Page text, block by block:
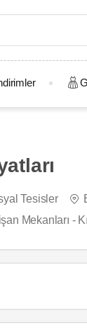
Tesisler
Mekanları -